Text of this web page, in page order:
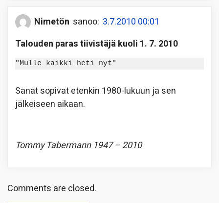
Nimetön sanoo: 3.7.2010 00:01
Talouden paras tiivistäjä kuoli 1. 7. 2010
"Mulle kaikki heti nyt"
Sanat sopivat etenkin 1980-lukuun ja sen
jälkeiseen aikaan.
Tommy Tabermann 1947 – 2010
Comments are closed.